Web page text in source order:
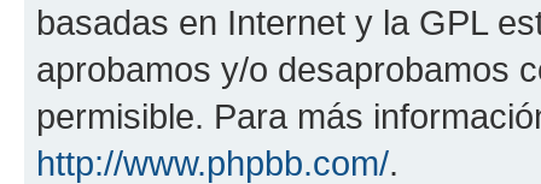
basadas en Internet y la GPL
aprobamos y/o desaprobamos
permisible. Para más
http://www.phpbb.com/.